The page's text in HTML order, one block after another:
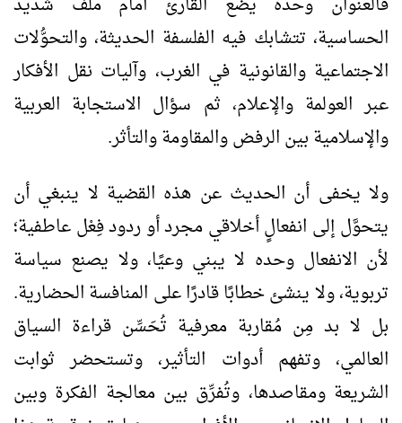
الحساسية، تتشابك فيه الفلسفة الحديثة، والتحوُّلات
الاجتماعية والقانونية في الغرب، وآليات نقل الأفكار
عبر العولمة والإعلام، ثم سؤال الاستجابة العربية
والإسلامية بين الرفض والمقاومة والتأثر.
ولا يخفى أن الحديث عن هذه القضية لا ينبغي أن
يتحوَّل إلى انفعالٍ أخلاقي مجرد أو ردود فِعْل عاطفية؛
لأن الانفعال وحده لا يبني وعيًا، ولا يصنع سياسة
تربوية، ولا ينشئ خطابًا قادرًا على المنافسة الحضارية.
بل لا بد مِن مُقاربة معرفية تُحَسِّن قراءة السياق
العالمي، وتفهم أدوات التأثير، وتستحضر ثوابت
الشريعة ومقاصدها، وتُفرِّق بين معالجة الفكرة وبين